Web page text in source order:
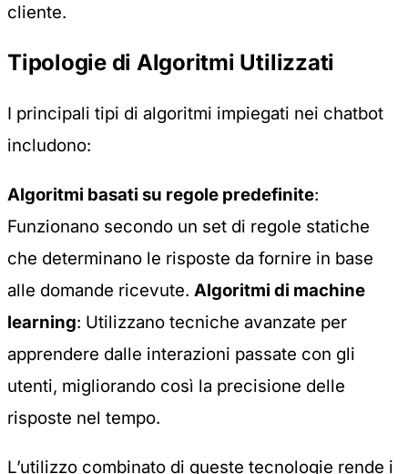
cliente.
Tipologie di Algoritmi Utilizzati
I principali tipi di algoritmi impiegati nei chatbot
includono:
Algoritmi basati su regole predefinite:
Funzionano secondo un set di regole statiche
che determinano le risposte da fornire in base
alle domande ricevute. Algoritmi di machine
learning: Utilizzano tecniche avanzate per
apprendere dalle interazioni passate con gli
utenti, migliorando così la precisione delle
risposte nel tempo.
L’utilizzo combinato di queste tecnologie rende i